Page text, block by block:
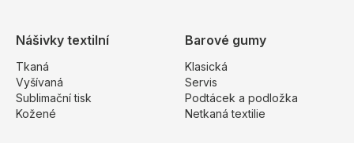
Nášivky textilní
Tkaná
Vyšívaná
Sublimační tisk
Kožené
Barové gumy
Klasická
Servis
Podtácek a podložka
Netkaná textilie